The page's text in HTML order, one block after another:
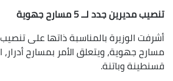
تنصيب مديرين جدد لــ 5 مسارح جهوية
أشرفت الوزيرة بالمناسبة ذاتها على
مسارح جهوية، ويتعلق الأمر بمسارح أدرار،
قسنطينة وباتنة.